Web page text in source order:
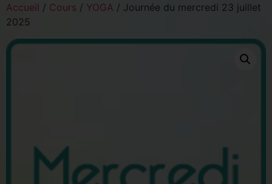
Accueil / Cours / YOGA / Journée du mercredi 23 juillet
2025